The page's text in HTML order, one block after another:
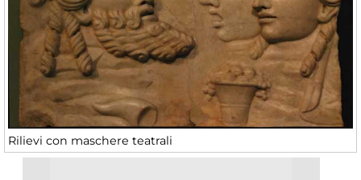
Rilievi con maschere teatrali